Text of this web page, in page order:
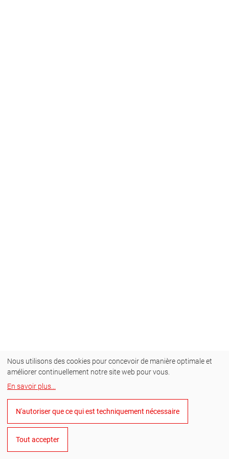
Nous utilisons des cookies pour concevoir de manière optimale et
améliorer continuellement notre site web pour vous.
En savoir plus
N'autoriser que ce qui est techniquement nécessaire
Tout accepter